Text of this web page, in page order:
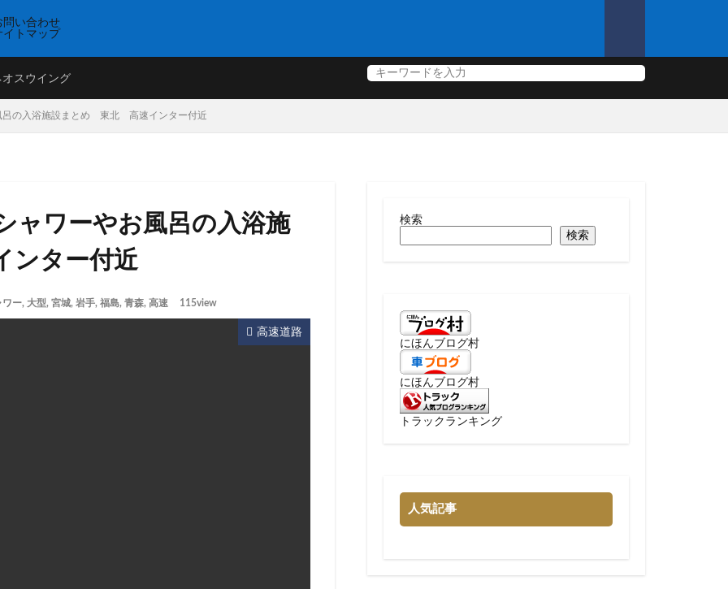
問い合わせ
イトマップ
オスウイング
呂の入浴施設まとめ 東北 高速インター付近
ャワーやお風呂の入浴施
ター付近
ワー, 大型, 宮城, 岩手, 福島, 青森, 高速 115view
高速道路
検索
検索
にほんブログ村
にほんブログ村
トラックランキング
人気記事